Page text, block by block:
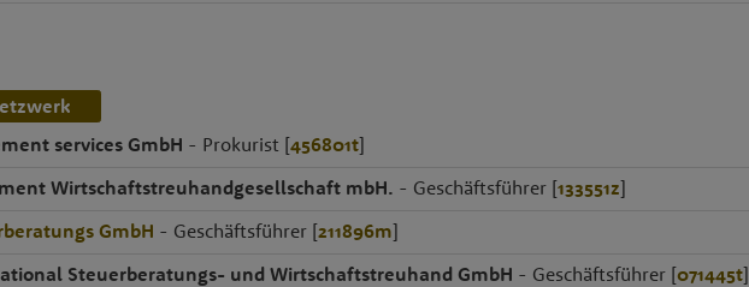
services GmbH - Prokurist [456801t]
Wirtschaftstreuhandgesellschaft mbH. - Geschäftsführer [133551z]
GmbH - Geschäftsführer [211896m]
Steuerberatungs- und Wirtschaftstreuhand GmbH - Geschäftsführer [071445t]